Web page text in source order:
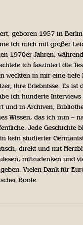
geboren 1957 in
ich mich mit großer
1970er Jahren,
ich fasziniert die
weckten in mir eine
ihre Erlebnisse. Es ist
ich hunderte
und in Archiven,
Wissen, das ich nun –
Jede Geschichte
kein studierter
direkt und mit
mitzudenken und
Vielen Dank für
Boote.